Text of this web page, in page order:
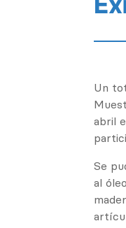
Un
abril
Se
al